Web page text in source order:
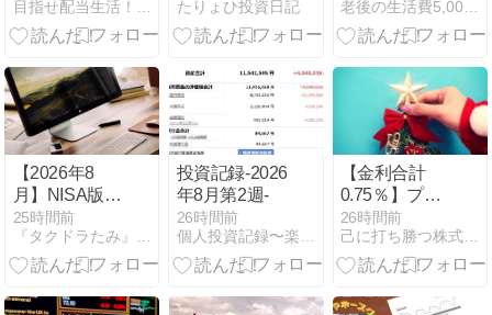
を止めなかっ
た」累進配
当・DOEは何
を約束してい
るのか【商船
三井の実デー
タ／2026年
版】
目指せ配当生活！配当太郎の米国株ブログ
り返り
たりょひ投資日記
確して含み益
は減少したが､
えていくだろ
う(^-^)
老後の生活費5,000万円を目指し中長期投資を楽しむ暮らし
【2026年8
月】NISA版：
『資産 取り崩
し実験』「イ
ンデックスの
債券）＋ 高配
25時間前
『タクドラたみ』の米国株投資
投資記録-2026
年8月第2週-
26時間前
個人投資記録〜楽天証券〜
【金利合計
0.75％】プレ
ミアムステー
ジの達成方法
まとめ【auじ
26時間前
己に打ち勝つ株式投資〜ASDが投資に挑戦〜